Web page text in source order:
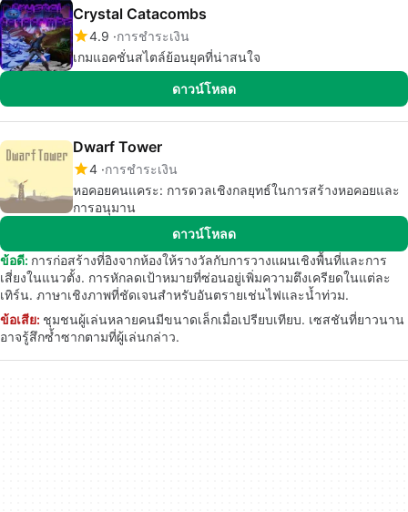
Crystal Catacombs
4.9 การชำระเงิน
เกมแอคชั่นสไตล์ย้อนยุคที่น่าสนใจ
ดาวน์โหลด
Dwarf Tower
4 การชำระเงิน
หอคอยคนแคระ: การดวลเชิงกลยุทธ์ในการสร้างหอคอยและ
การอนุมาน
ดาวน์โหลด
ข้อดี: การก่อสร้างที่อิงจากห้องให้รางวัลกับการวางแผนเชิงพื้นที่และการ
เสี่ยงในแนวตั้ง. การหักลดเป้าหมายที่ซ่อนอยู่เพิ่มความตึงเครียดในแต่ละ
เทิร์น. ภาษาเชิงภาพที่ชัดเจนสำหรับอันตรายเช่นไฟและน้ำท่วม.
ข้อเสีย: ชุมชนผู้เล่นหลายคนมีขนาดเล็กเมื่อเปรียบเทียบ. เซสชันที่ยาวนาน
อาจรู้สึกซ้ำซากตามที่ผู้เล่นกล่าว.